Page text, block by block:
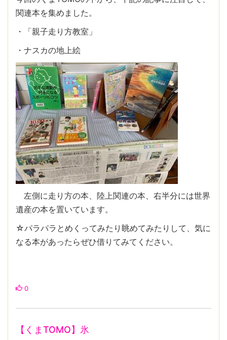
関連本を集めました。
・「親子走り方教室」
・ナスカの地上絵
左側に走り方の本、陸上関連の本、右半分には世界
遺産の本を置いています。
☆パラパラとめくってみたり眺めてみたりして、気に
なる本があったらぜひ借りてみてください。
0
【くまTOMO】氷